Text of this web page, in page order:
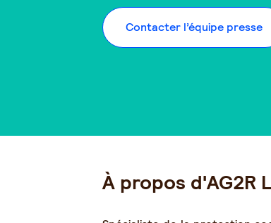
Contacter l’équipe presse
À propos d'AG2R